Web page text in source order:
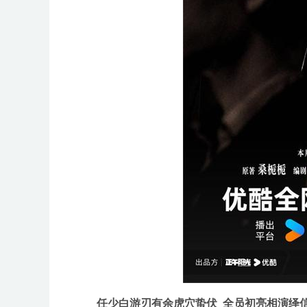
任少白游刃有余虎穴蛰伏 全员初亮相演绎